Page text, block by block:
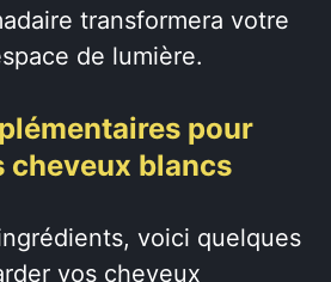
transformera votre
de lumière.
pour
cheveux blancs
voici quelques
vos cheveux